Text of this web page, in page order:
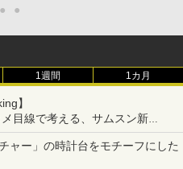
● ●
1週間 1カ月
】
目線で考える、サムスン新
ャー」の時計台をモチーフにした